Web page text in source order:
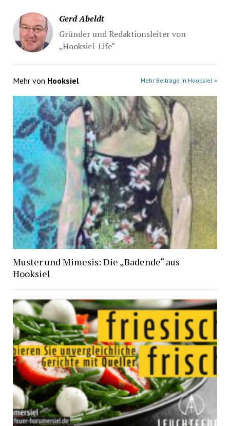
Gerd Abeldt
Gründer und Redaktionsleiter von
„Hooksiel-Life“
Mehr von Hooksiel Mehr Beiträge in Hooksiel »
Muster und Mimesis: Die „Badende“ aus
Hooksiel